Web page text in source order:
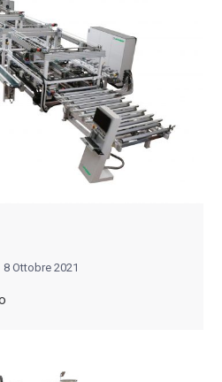
8 Ottobre 2021